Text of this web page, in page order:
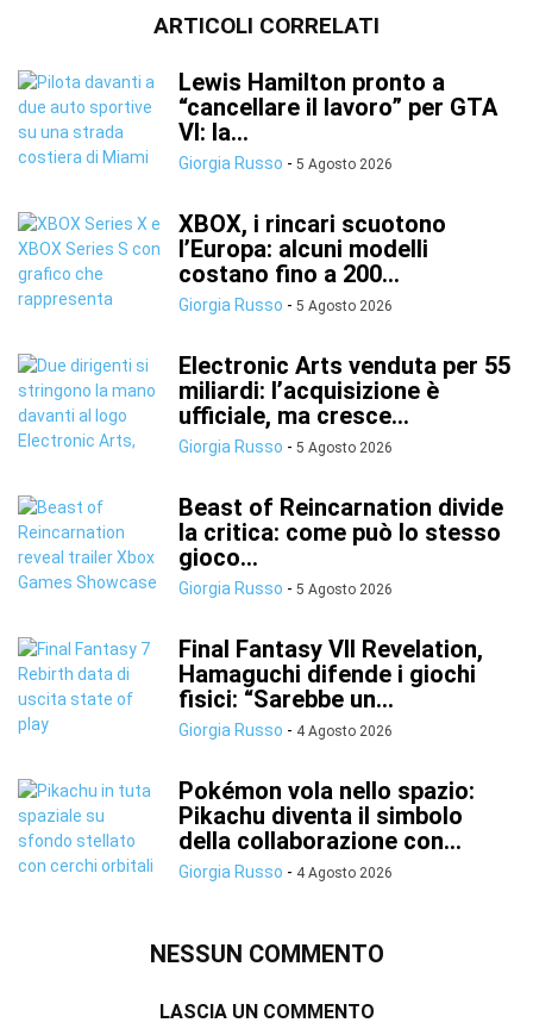
ARTICOLI CORRELATI
Lewis Hamilton pronto a
“cancellare il lavoro” per GTA
VI: la...
Giorgia Russo - 5 Agosto 2026
XBOX, i rincari scuotono
l’Europa: alcuni modelli
costano fino a 200...
Giorgia Russo - 5 Agosto 2026
Electronic Arts venduta per 55
miliardi: l’acquisizione è
ufficiale, ma cresce...
Giorgia Russo - 5 Agosto 2026
Beast of Reincarnation divide
la critica: come può lo stesso
gioco...
Giorgia Russo - 5 Agosto 2026
Final Fantasy VII Revelation,
Hamaguchi difende i giochi
fisici: “Sarebbe un...
Giorgia Russo - 4 Agosto 2026
Pokémon vola nello spazio:
Pikachu diventa il simbolo
della collaborazione con...
Giorgia Russo - 4 Agosto 2026
NESSUN COMMENTO
LASCIA UN COMMENTO